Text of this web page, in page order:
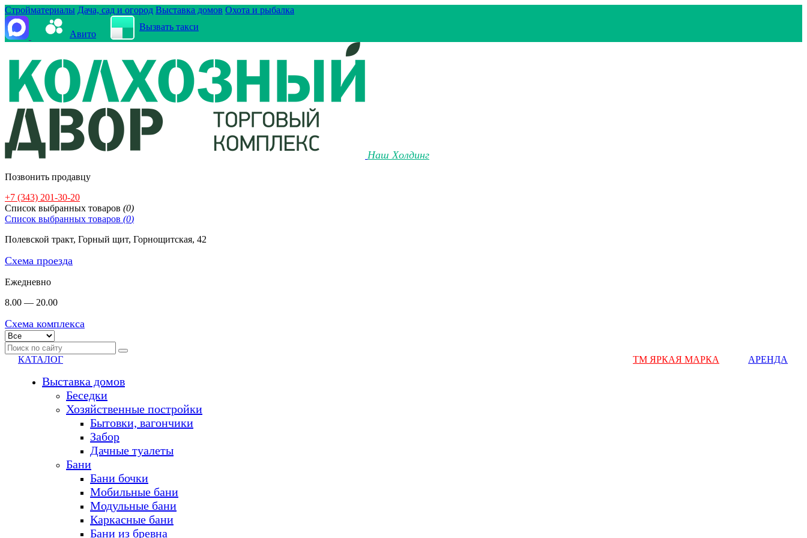
Стройматериалы Дача, сад и огород Выставка домов Охота и рыбалка
Авито
Вызвать такси
Наш Холдинг
Позвонить продавцу
+7 (343) 201-30-20
Cписок выбранных товаров (0)
Cписок выбранных товаров (0)
Полевской тракт, Горный щит, Горнощитская, 42
Схема проезда
Ежедневно
8.00 — 20.00
Схема комплекса
КАТАЛОГ
Выставка домов
Беседки
Хозяйственные постройки
Бытовки, вагончики
Забор
Дачные туалеты
Бани
Бани бочки
Мобильные бани
Модульные бани
Каркасные бани
Бани из бревна
ТМ ЯРКАЯ МАРКА АРЕНДА